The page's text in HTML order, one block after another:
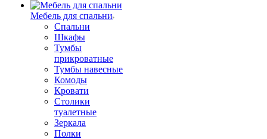
Мебель для спальни
Спальни
Шкафы
Тумбы
прикроватные
Тумбы навесные
Комоды
Кровати
Столики
туалетные
Зеркала
Полки